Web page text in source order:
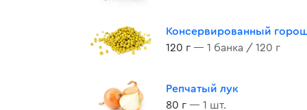
Консервированный
120 г — 1 банка / 120 г
Репчатый лук
80 г — 1 шт.